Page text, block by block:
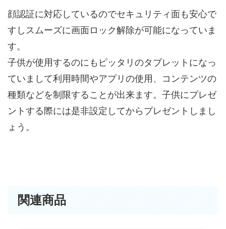
顔認証に対応しているのでセキュリティ面も安心で
すしスムーズに画面ロック解除が可能になっていま
す。
子供が使用するのにもピッタリのタブレットになっ
ていまして利用時間やアプリの使用、コンテンツの
種類などを制限することが出来ます。子供にプレゼ
ントする際には是非設定してからプレゼントしまし
ょう。
関連商品